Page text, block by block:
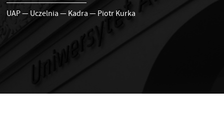
UAP— Uczelnia — Kadra — Piotr Kurka